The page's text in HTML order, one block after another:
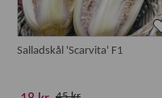
Salladskål 'Scarvita' F1